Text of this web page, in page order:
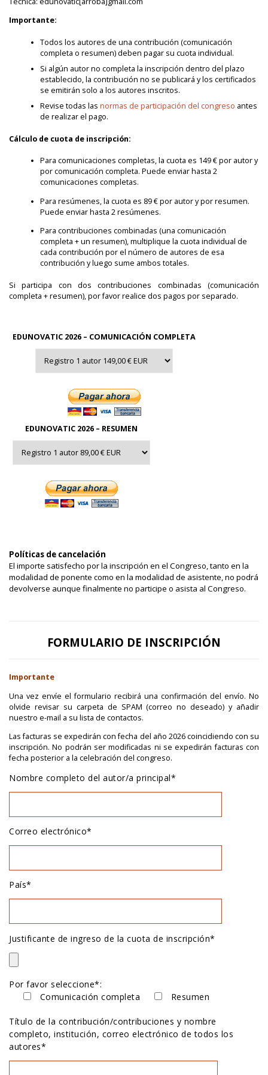
Importante:
Todos los autores de una contribución (comunicación
completa o resumen) deben pagar su cuota individual.
Si algún autor no completa la inscripción dentro del plazo
establecido, la contribución no se publicará y los certificados
se emitirán solo a los autores inscritos.
Revise todas las normas de participación del congreso antes
de realizar el pago.
Cálculo de cuota de inscripción:
Para comunicaciones completas, la cuota es 149 € por autor y
por comunicación completa. Puede enviar hasta 2
comunicaciones completas.
Para resúmenes, la cuota es 89 € por autor y por resumen.
Puede enviar hasta 2 resúmenes.
Para contribuciones combinadas (una comunicación
completa + un resumen), multiplique la cuota individual de
cada contribución por el número de autores de esa
contribución y luego sume ambos totales.
Si participa con dos contribuciones combinadas (comunicación
completa + resumen), por favor realice dos pagos por separado.
EDUNOVATIC 2026 – COMUNICACIÓN COMPLETA
EDUNOVATIC 2026 – RESUMEN
Políticas de cancelación
El importe satisfecho por la inscripción en el Congreso, tanto en la
modalidad de ponente como en la modalidad de asistente, no podrá
devolverse aunque finalmente no participe o asista al Congreso.
FORMULARIO DE INSCRIPCIÓN
Importante
Una vez envíe el formulario recibirá una confirmación del envío. No
olvide revisar su carpeta de SPAM (correo no deseado) y añadir
nuestro e-mail a su lista de contactos.
Las facturas se expedirán con fecha del año 2026 coincidiendo con su
inscripción. No podrán ser modificadas ni se expedirán facturas con
fecha posterior a la celebración del congreso.
Nombre completo del autor/a principal*
Correo electrónico*
País*
Justificante de ingreso de la cuota de inscripción*
Por favor seleccione*:
Comunicación completa
Resumen
Título de la contribución/contribuciones y nombre
completo, institución, correo electrónico de todos los
autores*